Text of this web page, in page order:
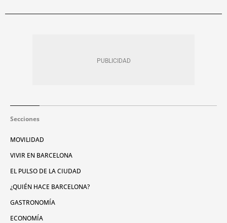
Secciones
MOVILIDAD
VIVIR EN BARCELONA
EL PULSO DE LA CIUDAD
¿QUIÉN HACE BARCELONA?
GASTRONOMÍA
ECONOMÍA